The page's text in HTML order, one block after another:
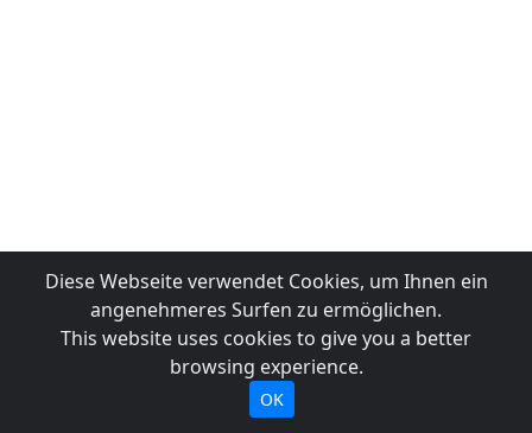
Diese Webseite verwendet Cookies, um Ihnen ein
angenehmeres Surfen zu ermöglichen.
This website uses cookies to give you a better
browsing experience.
OK